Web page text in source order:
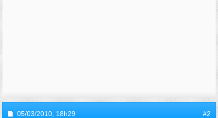
05/03/2010, 18h29 #2